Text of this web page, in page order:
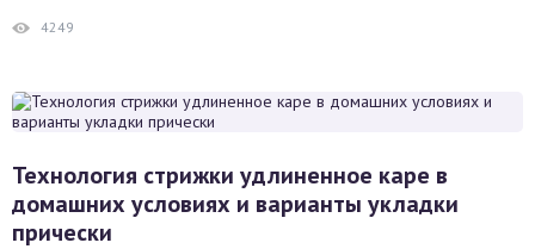
4249
Технология стрижки удлиненное каре в
домашних условиях и варианты укладки
прически